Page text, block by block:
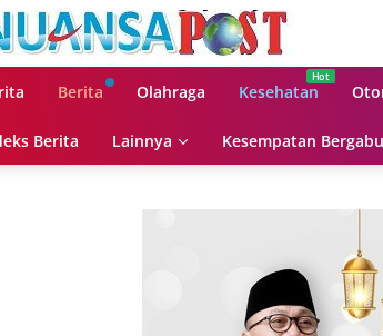
Berita Olahraga Kesehatan
Berita Lainnya Kesempatan